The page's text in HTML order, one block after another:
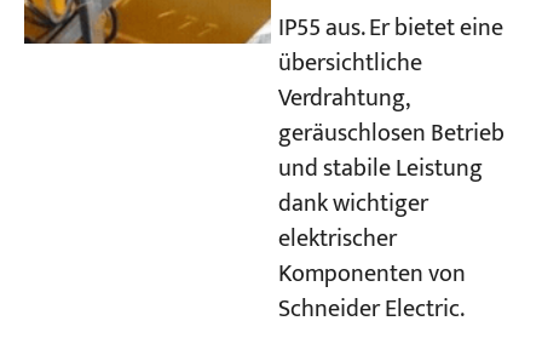
IP55 aus. Er bietet eine
übersichtliche
Verdrahtung,
geräuschlosen Betrieb
und stabile Leistung
dank wichtiger
elektrischer
Komponenten von
Schneider Electric.